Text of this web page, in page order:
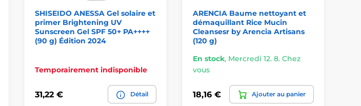
SHISEIDO ANESSA Gel solaire et
primer Brightening UV
Sunscreen Gel SPF 50+ PA++++
(90 g) Édition 2024
Temporairement indisponible
31,22 € Détail
ARENCIA Baume nettoyant et
démaquillant Rice Mucin
Cleansesr by Arencia Artisans
(120 g)
En stock, Mercredi 12. 8. Chez
vous
18,16 € Ajouter au panier